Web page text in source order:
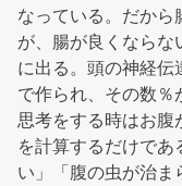
なっている。だから
が、腸が良くならな
に出る。頭の神経伝
で作られ、その数％
思考をする時はお腹
を計算するだけで
い」「腹の虫が治ま